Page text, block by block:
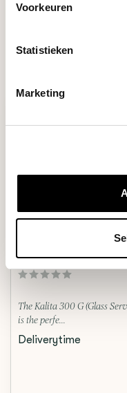
Voorkeuren
Statistieken
Marketing
SERVER 300 G
The Kalita 300 G (Glass
is the perfe...
Deliverytime